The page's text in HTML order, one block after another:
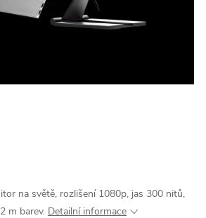
na světě, rozlišení 1080p, jas 300 nitů,
m barev. Detailní informace